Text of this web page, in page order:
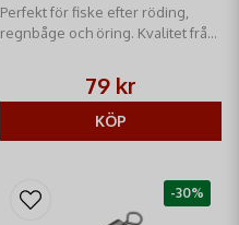
Perfekt för fiske efter röding,
regnbåge och öring. Kvalitet från
79 kr
KÖP
-30%